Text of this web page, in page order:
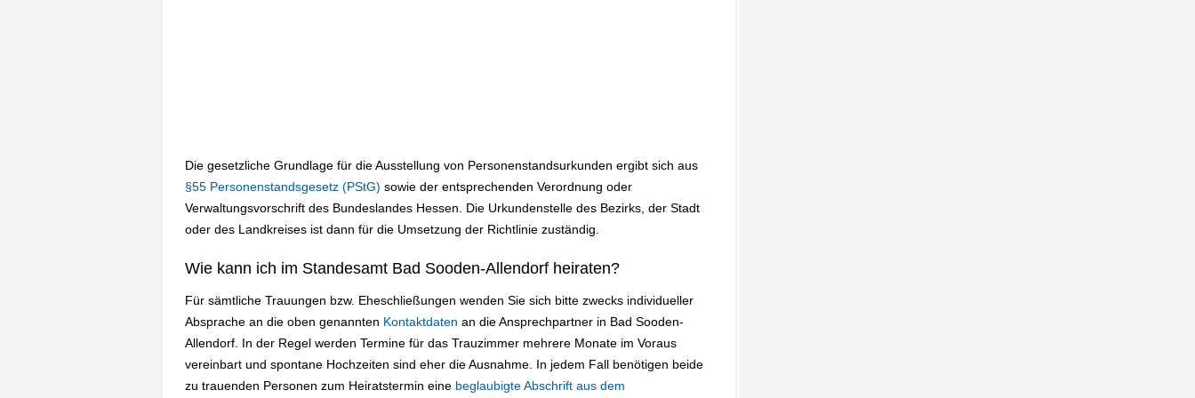
Die gesetzliche Grundlage für die Ausstellung von Personenstandsurkunden ergibt sich aus
§55 Personenstandsgesetz (PStG) sowie der entsprechenden Verordnung oder
Verwaltungsvorschrift des Bundeslandes Hessen. Die Urkundenstelle des Bezirks, der Stadt
oder des Landkreises ist dann für die Umsetzung der Richtlinie zuständig.
Wie kann ich im Standesamt Bad Sooden-Allendorf heiraten?
Für sämtliche Trauungen bzw. Eheschließungen wenden Sie sich bitte zwecks individueller
Absprache an die oben genannten Kontaktdaten an die Ansprechpartner in Bad Sooden-
Allendorf. In der Regel werden Termine für das Trauzimmer mehrere Monate im Voraus
vereinbart und spontane Hochzeiten sind eher die Ausnahme. In jedem Fall benötigen beide
zu trauenden Personen zum Heiratstermin eine beglaubigte Abschrift aus dem